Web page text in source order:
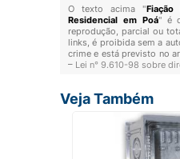
O texto acima "Fiação
Residencial em Poá" é
reprodução, parcial ou
links, é proibida sem a
crime e está previsto no
– Lei n° 9.610-98 sobre
Veja Também